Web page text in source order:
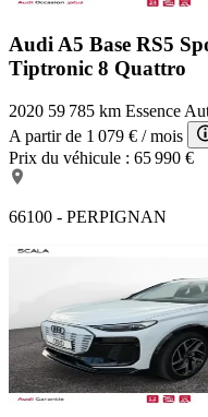
Audi A5 Base RS5
Tiptronic 8 Quattro
2020 59 785 km Essence
A partir de 1 079 € / mois
Prix du véhicule : 65 990 €
66100 - PERPIGNAN